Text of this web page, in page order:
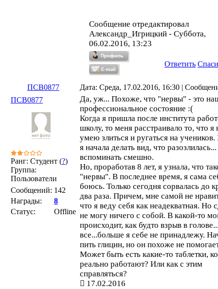
Сообщение отредактировал
Александр_Игрицкий - Суббота,
06.02.2016, 13:23
Ответить
ПСВ0877
Дата: Среда, 17.02.2016, 16:30 |
ПСВ0877
Ранг: Студент (?)
Группа:
Пользователи
Сообщений: 142
Награды:
8
Статус:
Offline
Да, уж... Похоже, что "нервы" - это
профессиональное состояние :(
Когда я пришла после института
школу, то меня расстраивало то, что я
умею злиться и ругаться на
я начала делать вид, что
вспоминать смешно.
Но, проработав 8 лет, я узнала, что
"нервы". В последнее время, я сама
боюсь. Только сегодня сорвалась до
два раза. Причем, мне самой не
что я веду себя как неадекватная. Но
не могу ничего с собой. В какой-то
происходит, как будто взрыв в
все...больше я себе не принадлежу.
пить глицин, но он похоже не
Может быть есть какие-то таблетки,
реально работают? Или как с этим
справляться?
17.02.2016